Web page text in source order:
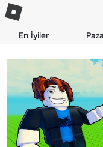
En İyiler